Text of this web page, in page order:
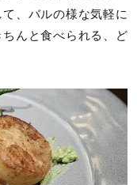
、バルの様な気軽に
んと食べられる、ど